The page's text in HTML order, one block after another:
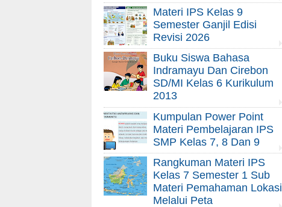
Materi IPS Kelas 9
Semester Ganjil Edisi
Revisi 2026
Buku Siswa Bahasa
Indramayu Dan Cirebon
SD/MI Kelas 6 Kurikulum
2013
Kumpulan Power Point
Materi Pembelajaran IPS
SMP Kelas 7, 8 Dan 9
Rangkuman Materi IPS
Kelas 7 Semester 1 Sub
Materi Pemahaman Lokasi
Melalui Peta